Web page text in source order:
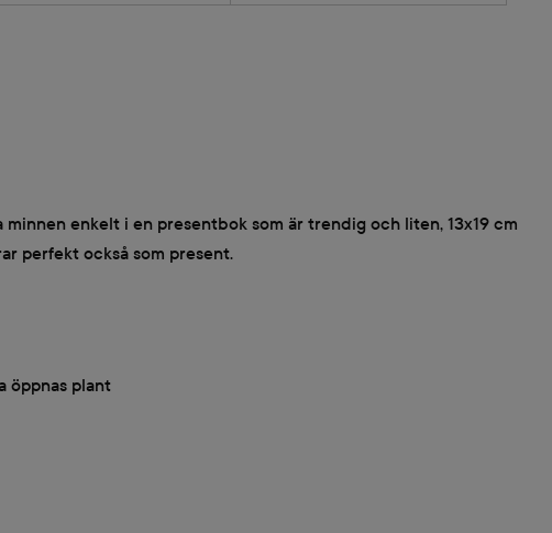
enkelt i en presentbok som är trendig och liten, 13x19 cm
perfekt också som present.
öppnas plant